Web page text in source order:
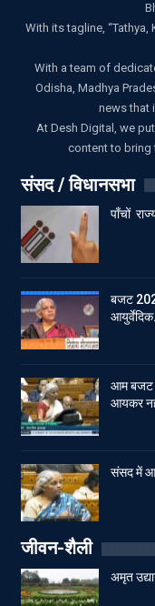
With its tagline, “Tathya,
With a team of
Odisha, Madhya
news that
At Desh Digital, we
content to bring
संसद / विधानसभा
पाँचों
बजट
आम बजट
आयकर
संसद में
जीवन-शैली
अमृत